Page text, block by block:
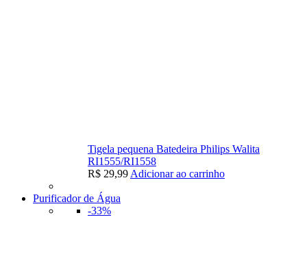
Tigela pequena Batedeira Philips Walita
RI1555/RI1558
R$ 29,99 Adicionar ao carrinho
Purificador de Água
-33%